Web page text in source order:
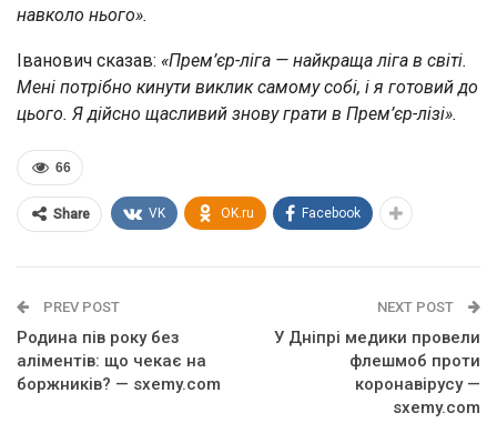
навколо нього».
Іванович сказав: «Прем’єр-ліга — найкраща ліга в світі.
Мені потрібно кинути виклик самому собі, і я готовий до
цього. Я дійсно щасливий знову грати в Прем’єр-лізі».
66
Share VK OK.ru Facebook
PREV POST
Родина пів року без
аліментів: що чекає на
боржників? — sxemy.com
NEXT POST
У Дніпрі медики провели
флешмоб проти
коронавірусу —
sxemy.com